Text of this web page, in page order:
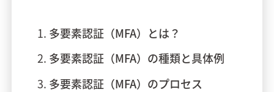
多要素認証（MFA）とは？
多要素認証（MFA）の種類と具体例
多要素認証（MFA）のプロセス